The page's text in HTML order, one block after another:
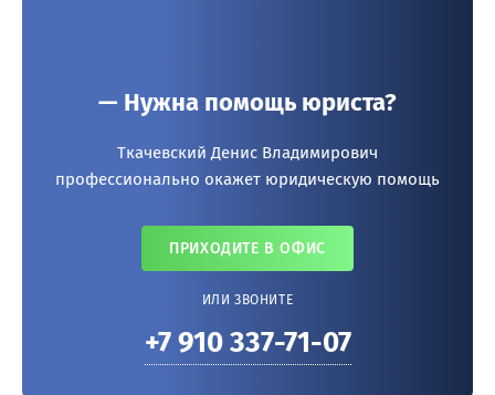
— Нужна помощь юриста?
Ткачевский Денис Владимирович
профессионально окажет юридическую помощь
ПРИХОДИТЕ В ОФИС
ИЛИ ЗВОНИТЕ
+7 910 337-71-07